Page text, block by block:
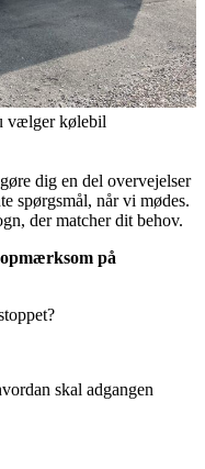
vælger kølebil
dig en del overvejelser
spørgsmål, når vi mødes.
der matcher dit behov.
på
skal adgangen